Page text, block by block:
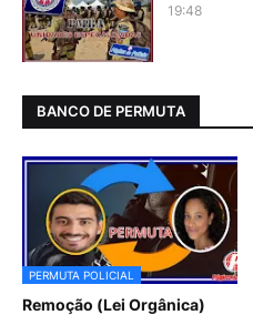
19:48
BANCO DE PERMUTA
PERMUTA POLICIAL
Remoção (Lei Orgânica)